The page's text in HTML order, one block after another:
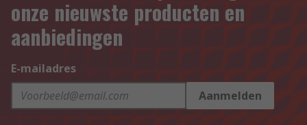
onze nieuwste producten en
aanbiedingen
E-mailadres
Aanmelden